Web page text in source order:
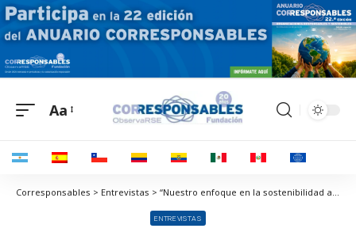
Aa
Corresponsables > Entrevistas > “Nuestro enfoque en la sostenibilidad ambiental abarca los productos que fabricamos, los materiales que utilizamos, los proveedores con los que trabajamos y nuestras prácticas operativas.”
ENTREVISTAS